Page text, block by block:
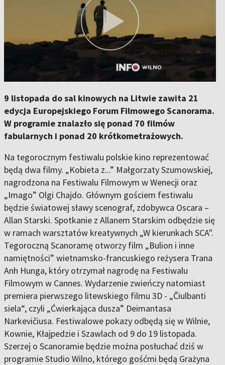
9 listopada do sal kinowych na Litwie zawita 21
edycja Europejskiego Forum Filmowego Scanorama.
W programie znalazło się ponad 70 filmów
fabularnych i ponad 20 krótkometrażowych.
Na tegorocznym festiwalu polskie kino reprezentować
będą dwa filmy. „Kobieta z...” Małgorzaty Szumowskiej,
nagrodzona na Festiwalu Filmowym w Wenecji oraz
„Imago” Olgi Chajdo. Głównym gościem festiwalu
będzie światowej sławy scenograf, zdobywca Oscara –
Allan Starski. Spotkanie z Allanem Starskim odbędzie się
w ramach warsztatów kreatywnych „W kierunkach SCA".
Tegoroczną Scanoramę otworzy film „Bulion i inne
namiętności” wietnamsko-francuskiego reżysera Trana
Anh Hunga, który otrzymał nagrodę na Festiwalu
Filmowym w Cannes. Wydarzenie zwieńczy natomiast
premiera pierwszego litewskiego filmu 3D - „Čiulbanti
siela“, czyli „Ćwierkająca dusza” Deimantasa
Narkevičiusa. Festiwalowe pokazy odbędą się w Wilnie,
Kownie, Kłajpedzie i Szawlach od 9 do 19 listopada.
Szerzej o Scanoramie będzie można posłuchać dziś w
programie Studio Wilno, którego gośćmi będą Grażyna